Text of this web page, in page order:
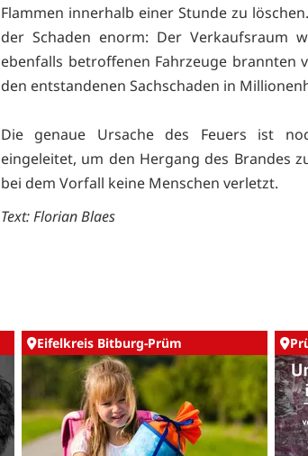
Flammen innerhalb einer Stunde zu
der Schaden enorm: Der Verkaufsraum
ebenfalls betroffenen Fahrzeuge brannten
den entstandenen Sachschaden in
Die genaue Ursache des Feuers ist
eingeleitet, um den Hergang des Brandes
bei dem Vorfall keine Menschen verletzt.
Text: Florian Blaes
Eifelkreis Bitburg-Prüm